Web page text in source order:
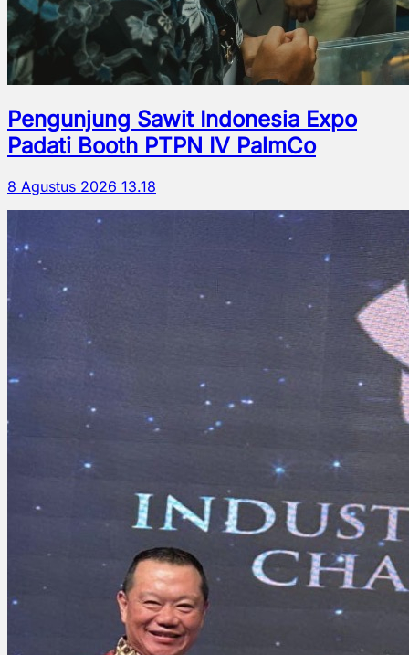
Pengunjung Sawit Indonesia Expo
Padati Booth PTPN IV PalmCo
8 Agustus 2026 13.18